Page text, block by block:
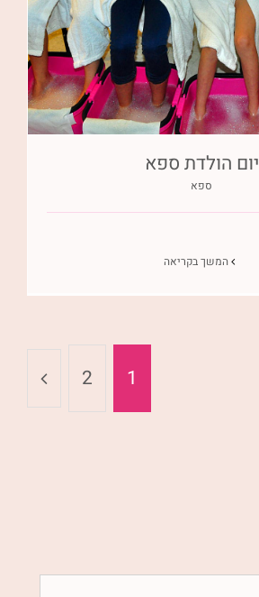
יום הולדת ספא
ספא
המשך בקריאה
1
2